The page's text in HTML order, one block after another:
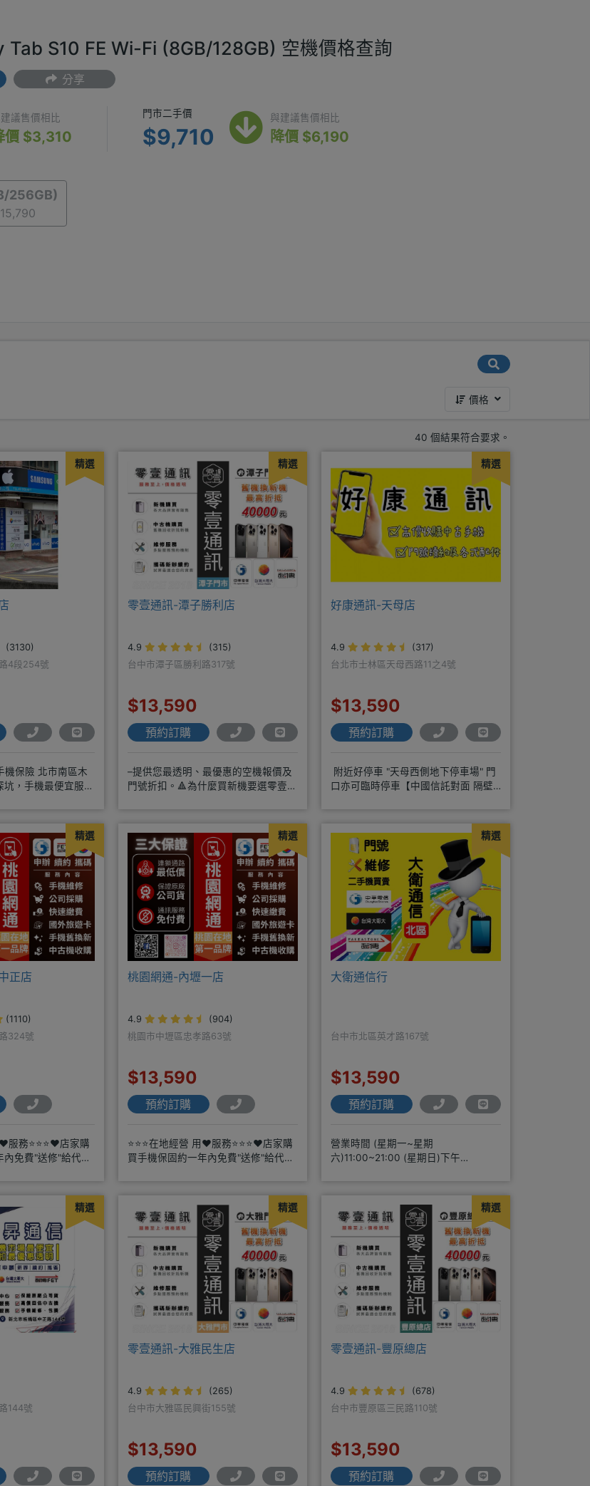
Tab S10 FE Wi-Fi (8GB/128GB) 空機價格查詢
分享
) $12,590
議售價相比
價 $3,310
門市二手價 $9,710
門市二手價
$9,710
與建議售價相比
降價 $6,190
256GB)
價格
40 個結果符合要求。
精選
(3130)
4段254號
保險 北市南區木
，手機最便宜服務
精選
零壹通訊-潭子勝利店
4.9
(315)
台中市潭子區勝利路317號
$13,590
預約訂購
–提供您最透明、最優惠的空機報價及
門號折扣。🔺為什麼買新機要選零壹通
精選
好康通訊-天母店
4.9
(317)
台北市士林區天母西路11之4號
$13,590
預約訂購
附近好停車 "天母西側地下停車場" 門
口亦可臨時停車【中國信託對面 隔壁
精選
正店
(1110)
324號
服務⭐⭐⭐❤️店家購
免費"送修"給代理
精選
桃園網通-內壢一店
4.9
(904)
桃園市中壢區忠孝路63號
$13,590
預約訂購
⭐⭐⭐在地經營 用❤️服務⭐⭐⭐❤️店家購
買手機保固約一年內免費"送修"給代理
精選
大衛通信行
台中市北區英才路167號
$13,590
預約訂購
營業時間 (星期一~星期
六)11:00~21:00 (星期日)下午
精選
144號
精選
零壹通訊-大雅民生店
4.9
(265)
台中市大雅區民興街155號
$13,590
預約訂購
精選
零壹通訊-豐原總店
4.9
(678)
台中市豐原區三民路110號
$13,590
預約訂購